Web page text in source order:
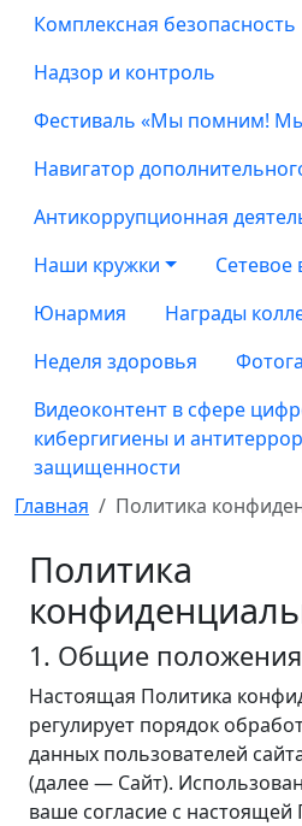
Комплексная безопасность
Надзор и контроль
Фестиваль «Мы помним!
Навигатор
Антикоррупционная
Наши кружки
Сетевое
Юнармия
Награды
Неделя здоровья
Видеоконтент в сфере
кибергигиены и
защищенности
Главная
Политика
Политика
1. Общие положения
Настоящая Политика
регулирует порядок
данных пользователей
(далее — Сайт).
ваше согласие с